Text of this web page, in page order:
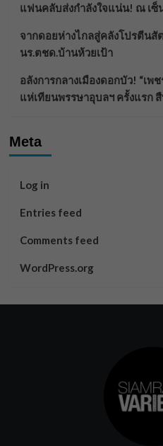
แฟนคลับส่งกำลังใจแน่น! ณ เซ็
จากดอยห่างไกลสู่คลังโปรตีน
นร.ตชด.บ้านห้วยเป้า
อลังการกลางเมืองดอกบัว! “เพ
แห่เทียนพรรษาอุบลฯ ครั้งแรก
Meta
Log in
Entries feed
Comments feed
WordPress.org